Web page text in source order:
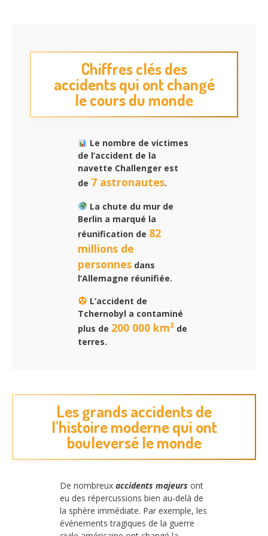
Chiffres clés des
accidents qui ont changé
le cours du monde
Le nombre de victimes
de l’accident de la
navette Challenger est
de 7 astronautes.
La chute du mur de
Berlin a marqué la
réunification de 82
millions de
personnes dans
l’Allemagne réunifiée.
L’accident de
Tchernobyl a contaminé
plus de 200 000 km² de
terres.
Les grands accidents de
l’histoire moderne qui ont
bouleversé le monde
De nombreux accidents majeurs ont
eu des répercussions bien au-delà de
la sphère immédiate. Par exemple, les
événements tragiques de la guerre